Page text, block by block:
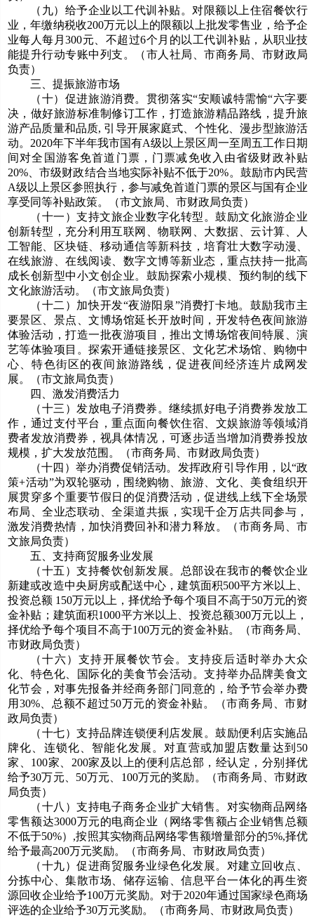
（九）给予企业以工代训补贴。对限额以上住宿餐饮行
业，年缴纳税收200万元以上的限额以上批发零售业，给予企
业每人每月300元、不超过6个月的以工代训补贴，从职业技
能提升行动专账中列支。（市人社局、市商务局、市财政局
负责）
三、提振旅游市场
（十）促进旅游消费。贯彻落实“安顺诚特需愉“六字要
决，做好旅游标准制修订工作，打造旅游精品路线，提升旅
游产品质量和品质, 引导开展家庭式、个性化、漫步型旅游活
动。2020年下半年我市国有A级以上景区周一至周五工作日期
间对全国游客免首道门票，门票减免收入由省级财政补贴
20%、市级财政结合当地实际补贴不低于20%。鼓励市内民营
A级以上景区参照执行，参与减免首道门票的景区与国有企业
享受同等补贴政策。（市文旅局、市财政局负责）
（十一）支持文旅企业数字化转型。鼓励文化旅游企业
创新转型，充分利用互联网、物联网、大数据、云计算、人
工智能、区块链、移动通信等新科技，培育壮大数字动漫、
在线旅游、在线阅读、数字文博等新业态，重点扶持一批高
成长创新型中小文创企业。鼓励探索小规模、预约制的线下
文化旅游活动。（市文旅局负责）
（十二）加快开发“夜游阳泉”消费打卡地。鼓励我市主
要景区、景点、文博场馆延长开放时间，开发特色夜间旅游
体验活动，打造一批夜游项目，推出文博场馆夜间特展、演
艺等体验项目。探索开通链接景区、文化艺术场馆、购物中
心、特色街区的夜间旅游路线，促进夜间经济连片成网发
展。（市文旅局负责）
四、激发消费活力
（十三）发放电子消费券。继续抓好电子消费券发放工
作，通过支付平台，重点面向餐饮住宿、文娱旅游等领域消
费者发放消费券，视具体情况，可逐步适当增加消费券投放
规模，扩大发放范围。（市商务局、市财政局负责）
（十四）举办消费促销活动。发挥政府引导作用，以“政
策+活动”为双轮驱动，围绕购物、旅游、文化、美食组织开
展贯穿多个重要节假日的促消费活动，促进线上线下全场景
布局、全业态联动、全渠道共振，实现千企万店共同参与，
激发消费热情，加快消费回补和潜力释放。（市商务局、市
文旅局负责）
五、支持商贸服务业发展
（十五）支持餐饮创新发展。总部设在我市的餐饮企业
新建或改造中央厨房或配送中心，建筑面积500平方米以上、
投资总额 150万元以上，择优给予每个项目不高于50万元的资
金补贴；建筑面积1000平方米以上、投资总额300万元以上，
择优给予每个项目不高于100万元的资金补贴。（市商务局、
市财政局负责）
（十六）支持开展餐饮节会。支持疫后适时举办大众
化、特色化、国际化的美食节会活动。支持举办品牌美食文
化节会，对事先报备并经商务部门同意的，给予节会举办费
用30%、总额不超过50万元的资金补贴。（市商务局、市财
政局负责）
（十七）支持品牌连锁便利店发展。鼓励便利店实施品
牌化、连锁化、智能化发展。对直营或加盟店数量达到50
家、100家、200家及以上的便利店总部，经认定，分别择优
给予30万元、50万元、100万元的奖励。（市商务局、市财政
局负责）
（十八）支持电子商务企业扩大销售。对实物商品网络
零售额达3000万元的电商企业（网络零售额占企业销售总额
不低于50%）,按照其实物商品网络零售额增量部分的5%,择优
给予最高200万元奖励。（市商务局、市财政局负责）
（十九）促进商贸服务业绿色化发展。对建立回收点、
分拣中心、集散市场、储存运输、信息平台一体化的再生资
源回收企业给予100万元奖励。对于2020年通过国家绿色商场
评选的企业给予30万元奖励。（市商务局、市财政局负责）